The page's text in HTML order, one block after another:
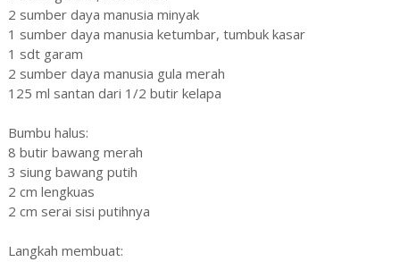
2 sumber daya manusia minyak
1 sumber daya manusia ketumbar, tumbuk kasar
1 sdt garam
2 sumber daya manusia gula merah
125 ml santan dari 1/2 butir kelapa
Bumbu halus:
8 butir bawang merah
3 siung bawang putih
2 cm lengkuas
2 cm serai sisi putihnya
Langkah membuat: